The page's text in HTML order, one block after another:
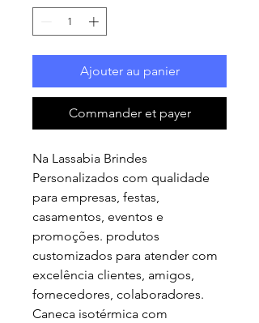
Ajouter au panier
Commander et payer
Na Lassabia Brindes
Personalizados com qualidade
para empresas, festas,
casamentos, eventos e
promoções. produtos
customizados para atender com
excelência clientes, amigos,
fornecedores, colaboradores.
Caneca isotérmica com